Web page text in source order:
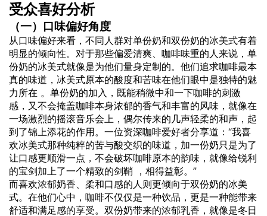
受众喜好分析
（一）口味偏好角度
从口味偏好来看，不同人群对单份奶和双份奶的冰美式有着
明显的倾向性。对于那些偏爱清爽、咖啡味重的人来说，单
份奶的冰美式就像是为他们量身定制的。他们追求咖啡最本
真的味道，冰美式原本的酸度和苦味在他们眼中是独特的魅
力所在 。单份奶的加入，既能稍微中和一下咖啡的刺激
感，又不会掩盖咖啡本身浓郁的香气和丰富的风味，就像在
一场激烈的摇滚音乐会上，偶尔传来的几声轻柔的和声，起
到了锦上添花的作用。一位资深咖啡爱好者分享道：“我喜
欢冰美式那种纯粹的苦与酸交织的味道，加一份奶只是为了
让口感更顺滑一点，不会破坏咖啡原本的韵味，就像给锐利
的宝剑加上了一个精致的剑鞘 ，相得益彰。”
而喜欢浓郁奶香、柔和口感的人则更倾向于双份奶的冰美
式。在他们心中，咖啡不仅仅是一种饮品，更是一种能带来
舒适和满足感的享受。双份奶带来的浓郁乳香，就像是冬日